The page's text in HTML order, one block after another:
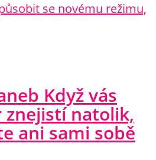
se novému režimu,
Když vás
natolik,
ani sami sobě